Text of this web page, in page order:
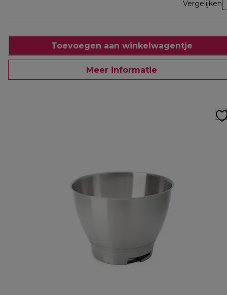
Vergelijken
Toevoegen aan winkelwagentje
Meer informatie